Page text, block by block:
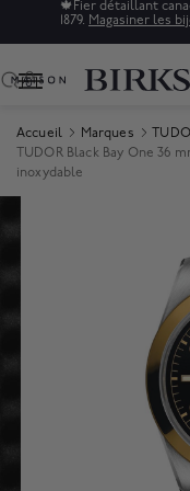
🍁 Fier détaillant
1879. Magasiner les
0
Accueil Marques
TUDOR Black Bay One 36
inoxydable
Product